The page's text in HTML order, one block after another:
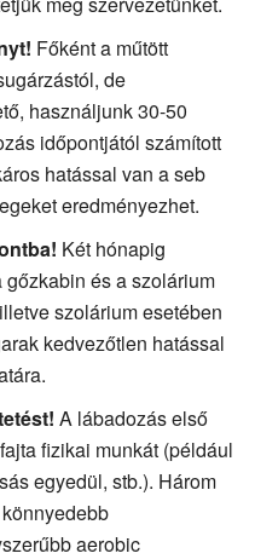
Főként a műtött
de
használjunk 30-50
időpontjától számított
hatással van a seb
eredményezhet.
Két hónapig
és a szolárium
szolárium esetében
kedvezőtlen hatással
A lábadozás első
fizikai munkát (például
egyedül, stb.). Három
aerobic